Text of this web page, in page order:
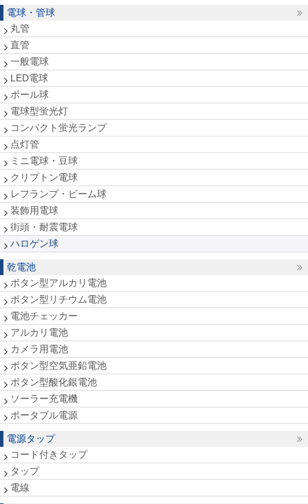
電球・管球
丸管
直管
一般電球
LED電球
ボール球
電球型蛍光灯
コンパクト蛍光ランプ
点灯管
ミニ電球・豆球
クリプトン電球
レフランプ・ビーム球
装飾用電球
街頭・耐震電球
ハロゲン球
乾電池
ボタン型アルカリ電池
ボタン型リチウム電池
電池チェッカー
アルカリ電池
カメラ用電池
ボタン型空気亜鉛電池
ボタン型酸化銀電池
ソーラー充電機
ポータブル電源
電源タップ
コード付きタップ
タップ
電線